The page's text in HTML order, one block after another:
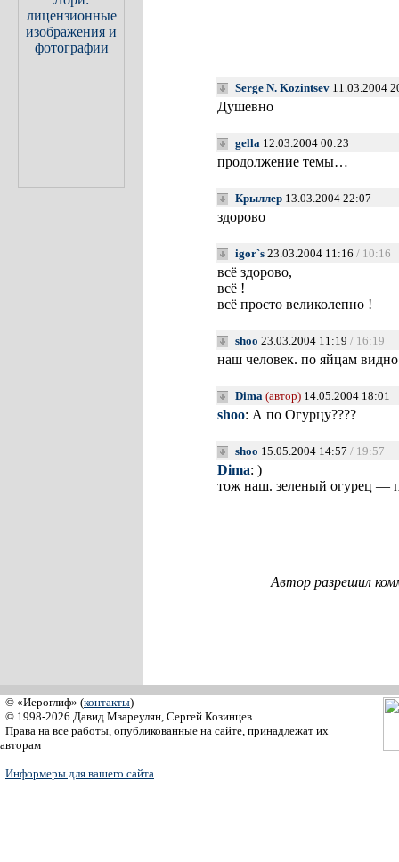
Serge N. Kozintsev 11.03.2004
Душевно
gella 12.03.2004 00:23
продолжение темы…
Крыллер 13.03.2004 22:07
здорово
igor`s 23.03.2004 11:16 / 10:16
всё здорово,
всё !
всё просто великолепно !
shoo 23.03.2004 11:19 / 16:19
наш человек. по яйцам
Dima (автор) 14.05.2004 18:01
shoo: А по Огурцу????
shoo 15.05.2004 14:57 / 19:57
Dima: )
тож наш. зеленый огурец —
Автор разрешил
© «Иероглиф» (контакты)
© 1998-2026 Давид Мзареулян, Сергей Козинцев
Права на все работы, опубликованные на сайте, принадлежат их
авторам
Информеры для вашего сайта